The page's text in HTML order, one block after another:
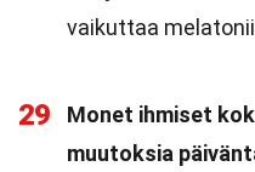
vaikuttaa
29
Monet ihmiset
muutoksia